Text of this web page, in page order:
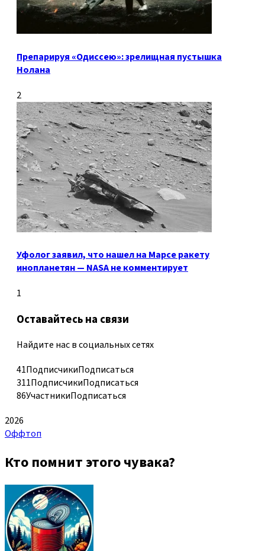
Препарируя «Одиссею»: зрелищная пустышка
Нолана
2
Уфолог заявил, что нашел на Марсе ракету
инопланетян — NASA не комментирует
1
Оставайтесь на связи
Найдите нас в социальных сетях
41ПодписчикиПодписаться
311ПодписчикиПодписаться
86УчастникиПодписаться
2026
Оффтоп
Кто помнит этого чувака?